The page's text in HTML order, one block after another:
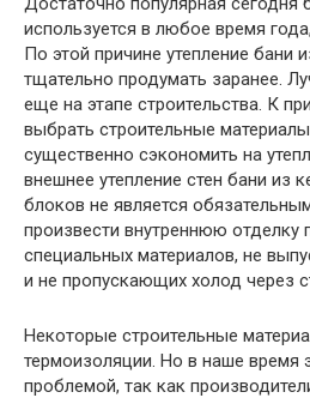
используется в любое время
По этой причине утепление бани
тщательно продумать заранее.
еще на этапе строительства. К
выбрать строительные
существенно сэкономить на
внешнее утепление стен бани из
блоков не является
произвести внутреннюю
специальных материалов, не
и не пропускающих холод через
Некоторые строительные
термоизоляции. Но в наше время
проблемой, так как